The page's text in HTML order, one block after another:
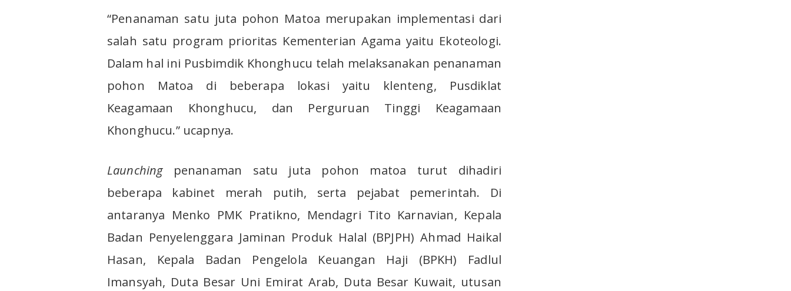
“Penanaman satu juta pohon Matoa merupakan implementasi dari
salah satu program prioritas Kementerian Agama yaitu Ekoteologi.
Dalam hal ini Pusbimdik Khonghucu telah melaksanakan penanaman
pohon Matoa di beberapa lokasi yaitu klenteng, Pusdiklat
Keagamaan Khonghucu, dan Perguruan Tinggi Keagamaan
Khonghucu.” ucapnya.
Launchingpenanaman satu juta pohon matoa turut dihadiri
beberapa kabinet merah putih, serta pejabat pemerintah. Di
antaranya Menko PMK Pratikno, Mendagri Tito Karnavian, Kepala
Badan Penyelenggara Jaminan Produk Halal (BPJPH) Ahmad Haikal
Hasan, Kepala Badan Pengelola Keuangan Haji (BPKH) Fadlul
Imansyah, Duta Besar Uni Emirat Arab, Duta Besar Kuwait, utusan